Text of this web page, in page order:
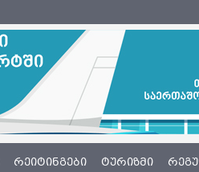
ᲠᲔᲘᲢᲘᲜᲒᲔᲑᲘ ᲢᲣᲠᲘᲖᲛᲘ